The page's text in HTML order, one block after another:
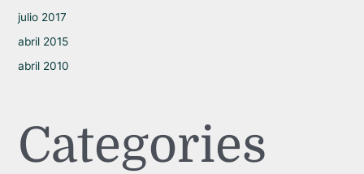
julio 2017
abril 2015
abril 2010
Categories